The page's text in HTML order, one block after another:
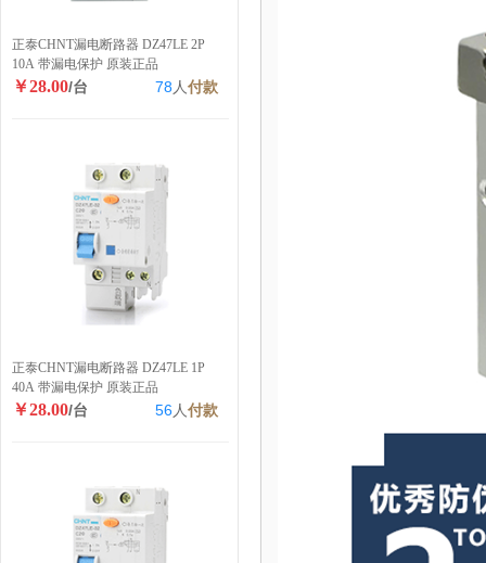
正泰CHNT漏电断路器 DZ47LE 2P
10A 带漏电保护 原装正品
￥28.00/台 78 人付款
正泰CHNT漏电断路器 DZ47LE 1P
40A 带漏电保护 原装正品
￥28.00/台 56人付款